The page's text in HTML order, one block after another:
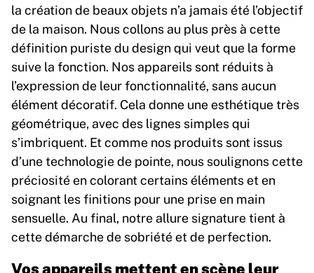
la création de beaux objets n’a jamais été l’objectif
de la maison. Nous collons au plus près à cette
définition puriste du design qui veut que la forme
suive la fonction. Nos appareils sont réduits à
l’expression de leur fonctionnalité, sans aucun
élément décoratif. Cela donne une esthétique très
géométrique, avec des lignes simples qui
s’imbriquent. Et comme nos produits sont issus
d’une technologie de pointe, nous soulignons cette
préciosité en colorant certains éléments et en
soignant les finitions pour une prise en main
sensuelle. Au final, notre allure signature tient à
cette démarche de sobriété et de perfection.
Vos appareils mettent en scène leur